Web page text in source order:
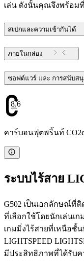
เล่น ดังนั้นคุณจึงพร้อมที่
สเปกและความเข้ากันได้
ภายในกล่อง
ซอฟต์แวร์ และ การสนับ
8.69
คาร์บอนฟุตพริ้นท์
ระบบไร้สาย
G502 เป็นเอกลักษณ์ที่
ที่เลือกใช้โดยนักเล่นเ
เกมมิ่งไร้สายที่เหนือชั้น
LIGHTSPEED
มีประสิทธิภาพที่ได้รับค